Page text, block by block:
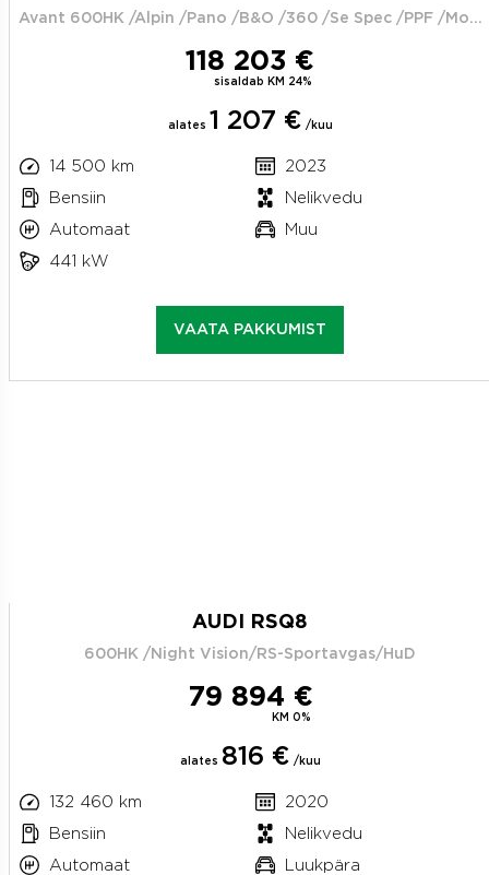
Avant 600HK /Alpin /Pano /B&O /360 /Se Spec /PPF /Moms
118 203 €
sisaldab KM 24%
alates 1 207 € /kuu
14 500 km
2023
Bensiin
Nelikvedu
Automaat
Muu
441 kW
VAATA PAKKUMIST
AUDI RSQ8
600HK /Night Vision/RS-Sportavgas/HuD
79 894 €
KM 0%
alates 816 € /kuu
132 460 km
2020
Bensiin
Nelikvedu
Automaat
Luukpära